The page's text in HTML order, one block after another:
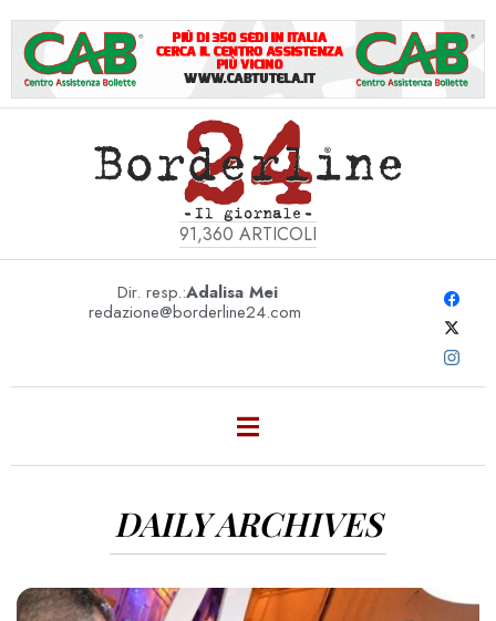
91,360 ARTICOLI
Dir. resp.:Adalisa Mei
redazione@borderline24.com
DAILY ARCHIVES